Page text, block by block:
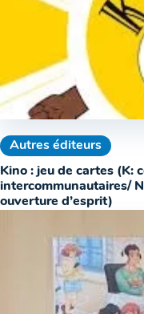
Autres éditeurs
Kino : jeu de cartes (K:
intercommunautaires/
ouverture d’esprit)